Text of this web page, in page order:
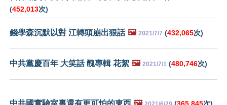
(452,013次)
錢學森沉默以對 江轉頭崩出狠話 🖼️ 2021/7/7 (432,065次)
中共黨慶百年 大笑話 醜專輯 花絮 🖼️ 2021/7/1 (480,746次)
中共國實驗室裏還有更可怕的東西 🖼️ (365,845次)